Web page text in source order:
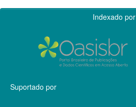
Indexado por
Suportado por